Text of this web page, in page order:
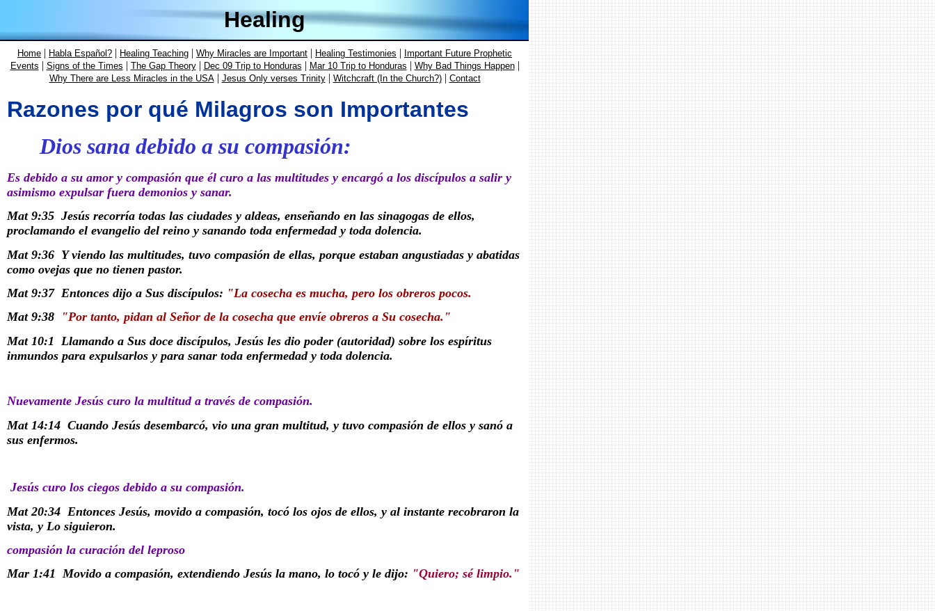
Healing
Home | Habla Español? | Healing Teaching | Why Miracles are Important | Healing Testimonies | Important Future Prophetic
Events | Signs of the Times | The Gap Theory| Dec 09 Trip to Honduras | Mar 10 Trip to Honduras | Why Bad Things Happen|
Why There are Less Miracles in the USA| Jesus Only verses Trinity| Witchcraft (In the Church?)| Contact
Razones por qué Milagros son Importantes
Dios sana debido a su compasión:
Es debido a su amor y compasión que él curo a las multitudes y encargó a los discípulos a salir y
asimismo expulsar fuera demonios y sanar.
Mat 9:35 Jesús recorría todas las ciudades y aldeas, enseñando en las sinagogas de ellos,
proclamando el evangelio del reino y sanando toda enfermedad y toda dolencia.
Mat 9:36 Y viendo las multitudes, tuvo compasión de ellas, porque estaban angustiadas y abatidas
como ovejas que no tienen pastor.
Mat 9:37 Entonces dijo a Sus discípulos: "La cosecha es mucha, pero los obreros pocos.
Mat 9:38
"Por tanto, pidan al Señor de la cosecha que envíe obreros a Su cosecha."
Mat 10:1
Llamando a Sus doce discípulos, Jesús les dio poder (autoridad) sobre los espíritus
inmundos para expulsarlos y para sanar toda enfermedad y toda dolencia.
Nuevamente Jesús curo la multitud a través de compasión.
Mat 14:14 Cuando Jesús desembarcó, vio una gran multitud, y tuvo compasión de ellos y sanó a
sus enfermos.
Jesús curo los ciegos debido a su compasión.
Mat 20:34 Entonces Jesús, movido a compasión, tocó los ojos de ellos, y al instante recobraron la
vista, y Lo siguieron.
compasión la curación del leproso
Mar 1:41 Movido a compasión, extendiendo Jesús la mano, lo tocó y le dijo: "Quiero; sé limpio."